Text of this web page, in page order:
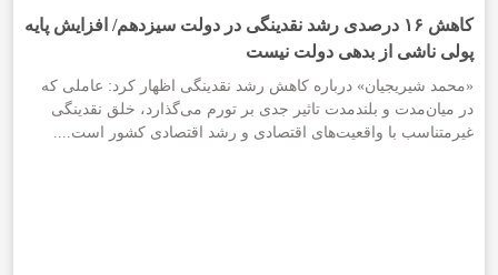
کاهش ۱۶ درصدی رشد نقدینگی در دولت سیزدهم/ افزایش پایه
پولی ناشی از بدهی دولت نیست
«محمد شیریجیان» درباره کاهش رشد نقدینگی اظهار کرد: عاملی که
در میان‌مدت و بلندمدت تاثیر جدی بر تورم می‌گذارد، خلق نقدینگی
غیرمتناسب با واقعیت‌های اقتصادی و رشد اقتصادی کشور است....